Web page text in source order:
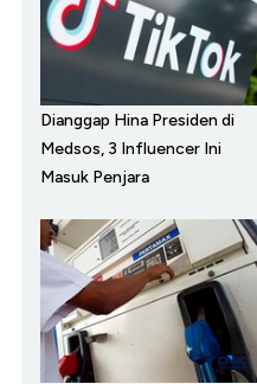
Dianggap Hina Presiden di
Medsos, 3 Influencer Ini
Masuk Penjara